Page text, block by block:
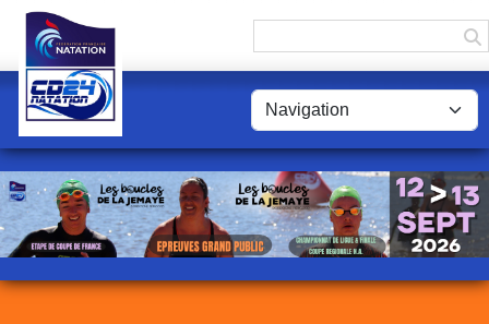
Panneau de gestion des cookies